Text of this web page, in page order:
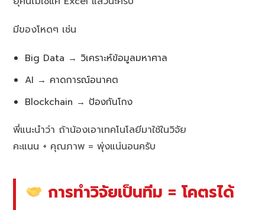
มีของโหดๆ เช่น
Big Data → วิเคราะห์ข้อมูลมหาศาล
AI → คาดการณ์อนาคต
Blockchain → ป้องกันโกง
พี่แนะนำว่า ถ้าน้องเอาเทคโนโลยีมาใช้ในวิจัย
คะแนน + คุณภาพ = พุ่งแน่นอนครับ
การทำวิจัยเป็นทีม = โคตรได้